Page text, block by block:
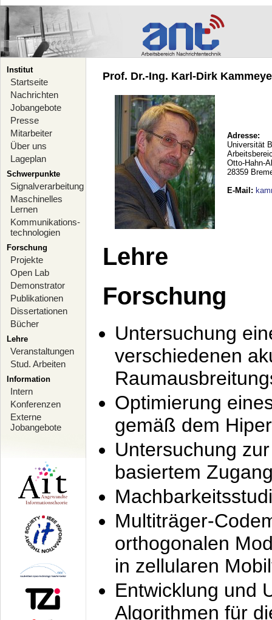
Institut
Startseite
Nachrichten
Jobangebote
Presse
Mitarbeiter
Über uns
Lageplan
Schwerpunkte
Signalverarbeitung
Maschinelles
Lernen
Kommunikations-
technologien
Forschung
Projekte
Open Lab
Demonstrator
Publikationen
Dissertationen
Bücher
Lehre
Veranstaltungen
Stud. Arbeiten
Information
Intern
Konferenzen
Externe
Jobangebote
Prof. Dr.-Ing. Karl-Dirk
Adresse:
Universität
Otto-Hahn-
28359
E-Mail :
Lehre
Forschung
Untersuchung
verschiedenen
Optimierung
gemäß dem
Untersuchung
basiertem
Multiträger-
orthogonalen
in zellularen
Entwicklung und
Algorithmen für